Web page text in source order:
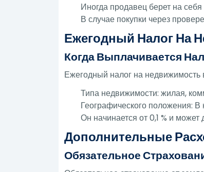
Иногда продавец берет на
В случае покупки через
Ежегодный Налог На
Когда Выплачивается
Ежегодный налог на недвижимость
Типа недвижимости: жилая,
Географического положения: В
Он начинается от 0,1 % и
Дополнительные
Обязательное